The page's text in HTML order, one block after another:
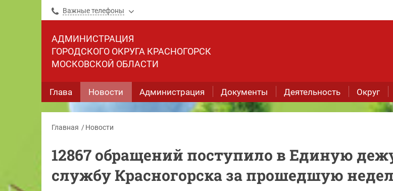
Важные телефоны
АДМИНИСТРАЦИЯ
ГОРОДСКОГО ОКРУГА КРАСНОГОРСК
МОСКОВСКОЙ ОБЛАСТИ
Глава Новости Администрация Документы Деятельность Округ
Главная Новости
12867 обращений поступило в Единую
службу Красногорска за прошедшую